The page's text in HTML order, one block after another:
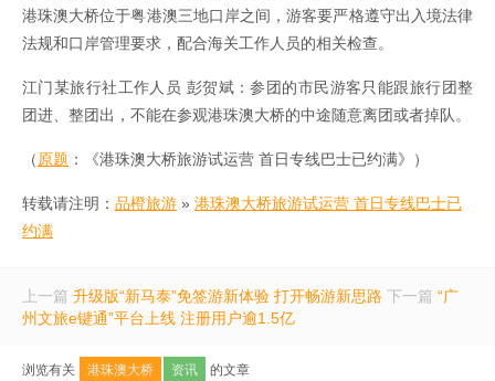
港珠澳大桥位于粤港澳三地口岸之间，游客要严格遵守出入境法律
法规和口岸管理要求，配合海关工作人员的相关检查。
江门某旅行社工作人员 彭贺斌：参团的市民游客只能跟旅行团整
团进、整团出，不能在参观港珠澳大桥的中途随意离团或者掉队。
（原题 ：《港珠澳大桥旅游试运营 首日专线巴士已约满》）
转载请注明： 品橙旅游 » 港珠澳大桥旅游试运营 首日专线巴士已
约满
上一篇 升级版“新马泰”免签游新体验 打开畅游新思路 下一篇 “广
州文旅e键通”平台上线 注册用户逾1.5亿
浏览有关 港珠澳大桥 资讯 的文章